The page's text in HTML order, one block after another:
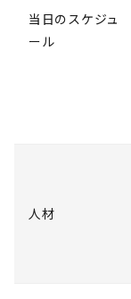
当日のスケジュ
ール
人材